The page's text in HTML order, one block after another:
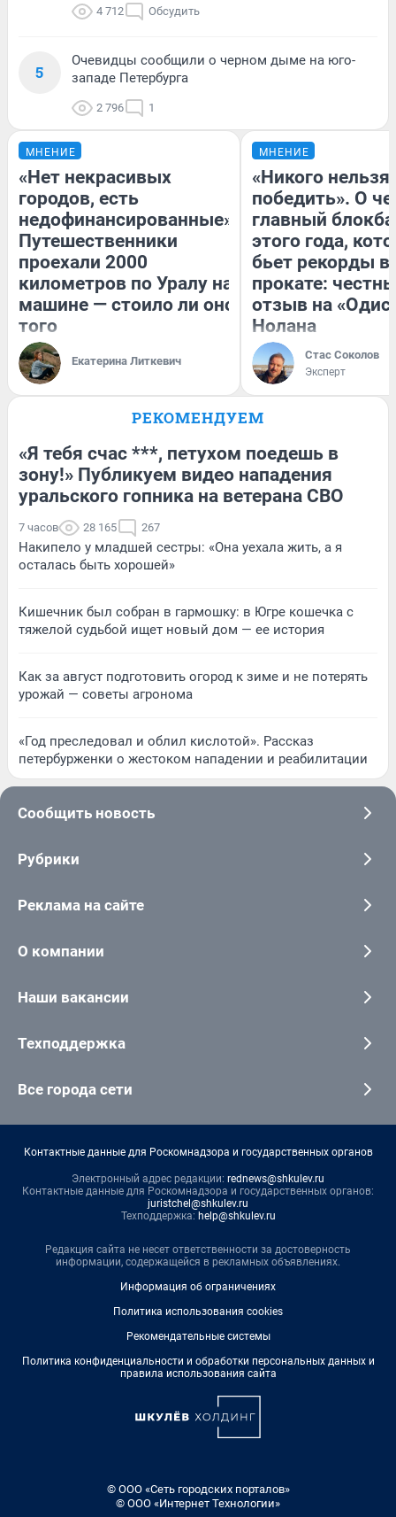
4 712 Обсудить
5
Очевидцы сообщили о черном дыме на юго-
западе Петербурга
2 796 1
МНЕНИЕ
«Нет некрасивых
городов, есть
недофинансированные».
Путешественники
проехали 2000
километров по Уралу на
машине — стоило ли оно
того
Екатерина Литкевич
МНЕНИЕ
«Никого нельзя
победить». О
главный
этого года,
бьет рекорды в
прокате:
отзыв на
Нолана
Стас Соколов
Эксперт
РЕКОМЕНДУЕМ
«Я тебя счас ***, петухом поедешь в
зону!» Публикуем видео нападения
уральского гопника на ветерана СВО
7 часов 28 165 267
Накипело у младшей сестры: «Она уехала жить, а я
осталась быть хорошей»
Кишечник был собран в гармошку: в Югре кошечка с
тяжелой судьбой ищет новый дом — ее история
Как за август подготовить огород к зиме и не потерять
урожай — советы агронома
«Год преследовал и облил кислотой». Рассказ
петербурженки о жестоком нападении и реабилитации
Сообщить новость
Рубрики
Реклама на сайте
О компании
Наши вакансии
Техподдержка
Все города сети
Контактные данные для Роскомнадзора и государственных органов
Электронный адрес редакции: rednews@shkulev.ru
Контактные данные для Роскомнадзора и государственных органов:
juristchel@shkulev.ru
Техподдержка: help@shkulev.ru
Редакция сайта не несет ответственности за достоверность
информации, содержащейся в рекламных объявлениях.
Информация об ограничениях
Политика использования cookies
Рекомендательные системы
Политика конфиденциальности и обработки персональных данных и
правила использования сайта
© ООО «Сеть городских порталов»
© ООО «Интернет Технологии»